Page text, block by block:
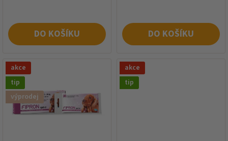
DO KOŠÍKU DO KOŠÍKU
akce
tip
výprodej
akce
tip